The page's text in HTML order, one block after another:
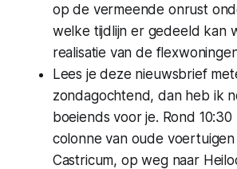
op de vermeende onrust
welke tijdlijn er gedeeld kan
realisatie van de
Lees je deze nieuwsbrief
zondagochtend, dan heb ik
boeiends voor je. Rond
colonne van oude
Castricum, op weg naar